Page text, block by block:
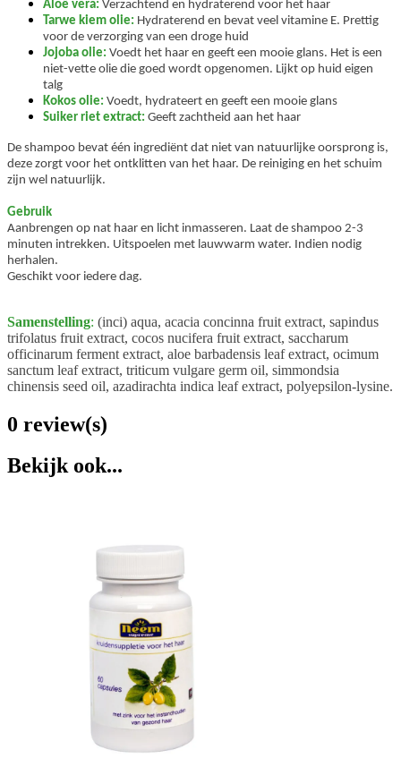
Aloë vera: Verzachtend en hydraterend voor het haar
Tarwe kiem olie: Hydraterend en bevat veel vitamine E. Prettig
voor de verzorging van een droge huid
Jojoba olie: Voedt het haar en geeft een mooie glans. Het is een
niet-vette olie die goed wordt opgenomen. Lijkt op huid eigen
talg
Kokos olie: Voedt, hydrateert en geeft een mooie glans
Suiker riet extract: Geeft zachtheid aan het haar
De shampoo bevat één ingrediënt dat niet van natuurlijke oorsprong is,
deze zorgt voor het ontklitten van het haar. De reiniging en het schuim
zijn wel natuurlijk.
Gebruik
Aanbrengen op nat haar en licht inmasseren. Laat de shampoo 2-3
minuten intrekken. Uitspoelen met lauwwarm water. Indien nodig
herhalen.
Geschikt voor iedere dag.
Samenstelling: (inci) aqua, acacia concinna fruit extract, sapindus
trifolatus fruit extract, cocos nucifera fruit extract, saccharum
officinarum ferment extract, aloe barbadensis leaf extract, ocimum
sanctum leaf extract, triticum vulgare germ oil, simmondsia
chinensis seed oil, azadirachta indica leaf extract, polyepsilon-lysine.
0 review(s)
Bekijk ook...